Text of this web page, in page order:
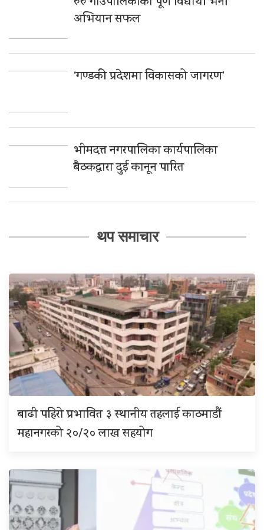
अभियान सफल
‘गण्डकी प्रदेशमा विकासको जागरण’
भीमदत्त नगरपालिका कार्यपालिका
बैठकद्वारा दुई कानून पारित
थप समाचार
बाढी पहिरो प्रभावित ३ स्थानीय तहलाई काठमाडौं
महानगरको २०/२० लाख सहयोग